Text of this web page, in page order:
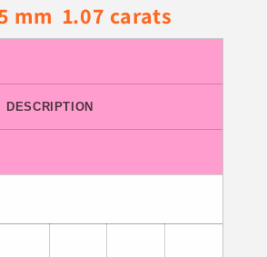
mm 1.07 carats
DESCRIPTION